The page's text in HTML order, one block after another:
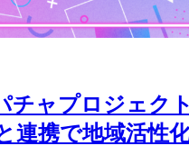
チャプロジェク
連携で地域活性